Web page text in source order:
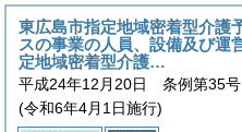
東広島市指定地域密着型介護
スの事業の人員、設備及び運
定地域密着型介護…
平成24年12月20日 条例第35号
(令和6年4月1日施行)